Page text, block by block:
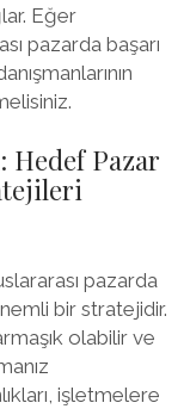
Eğer
pazarda başarı
Hedef Pazar
pazarda
bir stratejidir.
olabilir ve
işletmelere